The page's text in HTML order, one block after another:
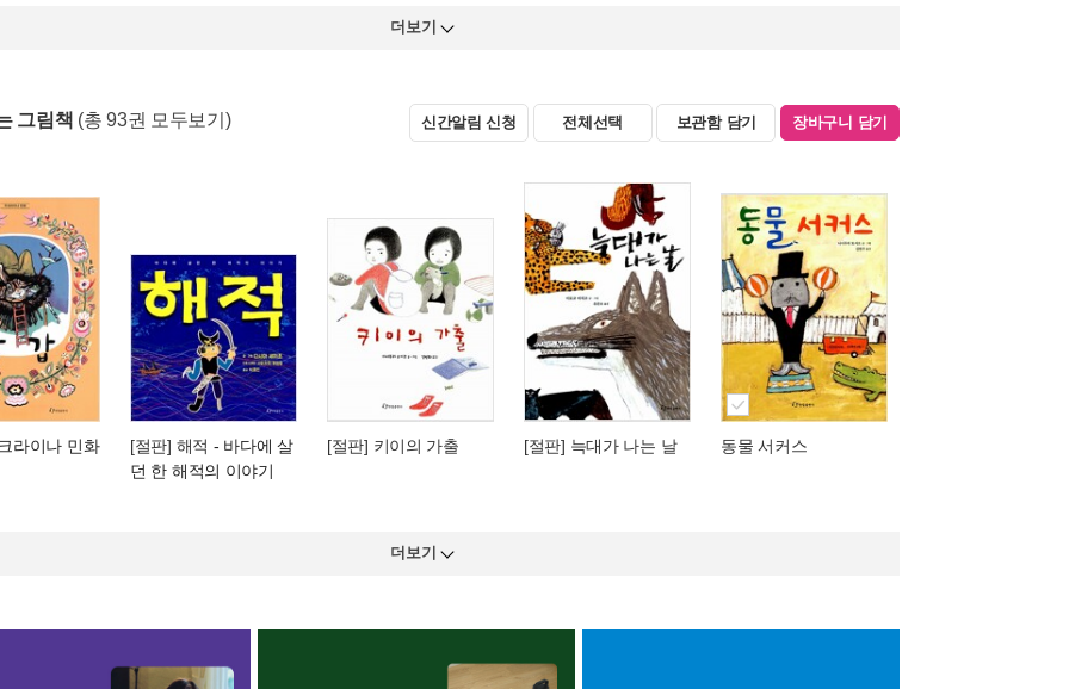
더보기
그림책 (총 93권 모두보기) 신간알림 신청 전체선택 보관함 담기 장바구니 담기
라이나 민화 [절판] 해적 - 바다에 살
던 한 해적의 이야기
[절판] 키이의 가출 [절판] 늑대가 나는 날 동물 서커스
더보기